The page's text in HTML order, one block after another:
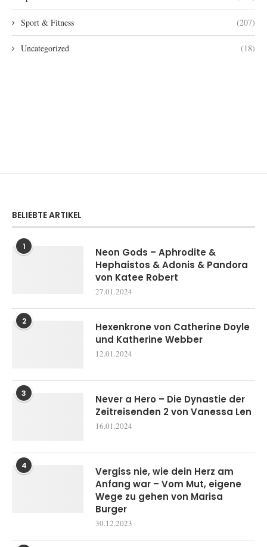
Sport & Fitness (207)
Uncategorized (18)
BELIEBTE ARTIKEL
1
Neon Gods – Aphrodite &
Hephaistos & Adonis & Pandora
von Katee Robert
27.01.2024
2
Hexenkrone von Catherine Doyle
und Katherine Webber
12.01.2024
3
Never a Hero – Die Dynastie der
Zeitreisenden 2 von Vanessa Len
16.01.2024
4
Vergiss nie, wie dein Herz am
Anfang war – Vom Mut, eigene
Wege zu gehen von Marisa
Burger
30.12.2023